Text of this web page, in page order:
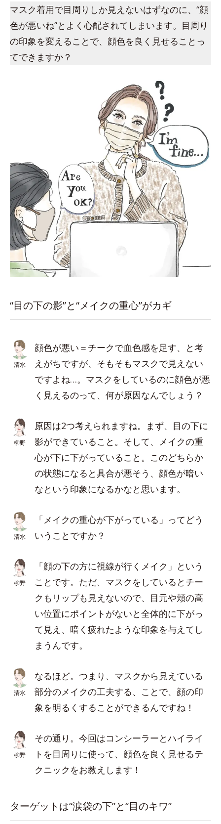
マスク着用で目周りしか見えないはずなのに、“顔
色が悪いね”とよく心配されてしまいます。目周り
の印象を変えることで、顔色を良く見せることっ
てできますか？
“目の下の影”と“メイクの重心”がカギ
清水
顔色が悪い＝チークで血色感を足す、と考
えがちですが、そもそもマスクで見えない
ですよね…。マスクをしているのに顔色が悪
く見えるのって、何が原因なんでしょう？
柳野
原因は2つ考えられますね。まず、目の下に
影ができていること。そして、メイクの重
心が下に下がっていること。このどちらか
の状態になると具合が悪そう、顔色が暗い
なという印象になるかなと思います。
清水
「メイクの重心が下がっている」ってどう
いうことですか？
柳野
「顔の下の方に視線が行くメイク」という
ことです。ただ、マスクをしているとチー
クもリップも見えないので、目元や頬の高
い位置にポイントがないと全体的に下がっ
て見え、暗く疲れたような印象を与えてし
まうんです。
清水
なるほど。つまり、マスクから見えている
部分のメイクの工夫する、ことで、顔の印
象を明るくすることができるんですね！
柳野
その通り。今回はコンシーラーとハイライ
トを目周りに使って、顔色を良く見せるテ
クニックをお教えします！
ターゲットは“涙袋の下”と“目のキワ”